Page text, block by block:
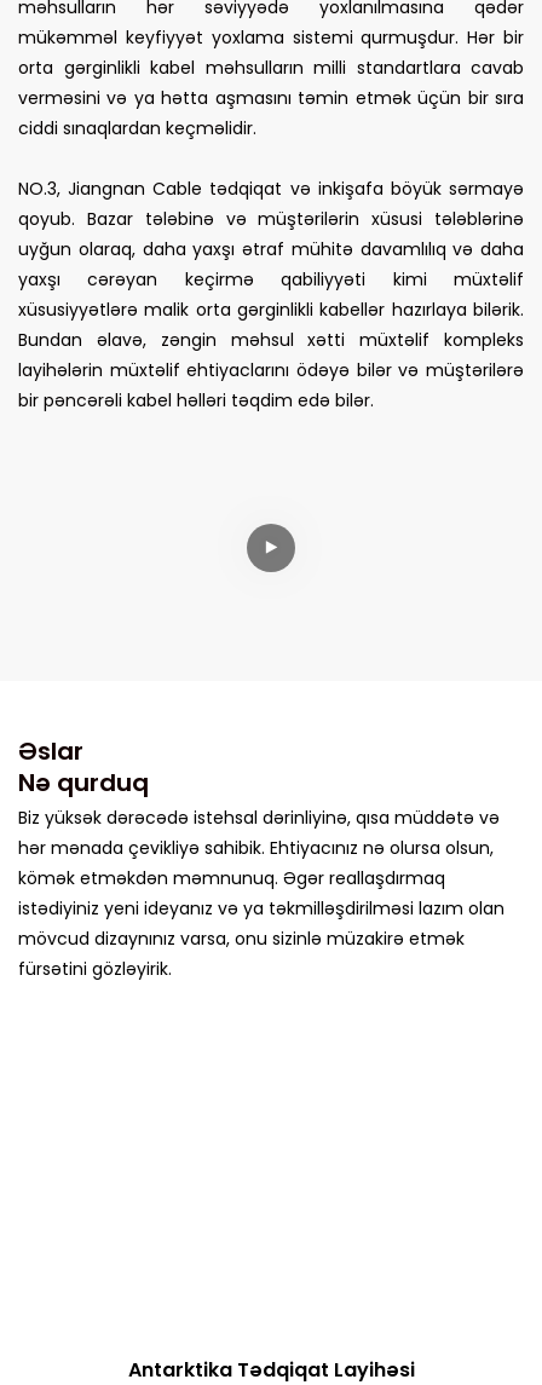
məhsulların hər səviyyədə yoxlanılmasına qədər
mükəmməl keyfiyyət yoxlama sistemi qurmuşdur. Hər bir
orta gərginlikli kabel məhsulların milli standartlara cavab
verməsini və ya hətta aşmasını təmin etmək üçün bir sıra
ciddi sınaqlardan keçməlidir.
NO.3, Jiangnan Cable tədqiqat və inkişafa böyük sərmayə
qoyub. Bazar tələbinə və müştərilərin xüsusi tələblərinə
uyğun olaraq, daha yaxşı ətraf mühitə davamlılıq və daha
yaxşı cərəyan keçirmə qabiliyyəti kimi müxtəlif
xüsusiyyətlərə malik orta gərginlikli kabellər hazırlaya bilərik.
Bundan əlavə, zəngin məhsul xətti müxtəlif kompleks
layihələrin müxtəlif ehtiyaclarını ödəyə bilər və müştərilərə
bir pəncərəli kabel həlləri təqdim edə bilər.
Əslar
Nə qurduq
Biz yüksək dərəcədə istehsal dərinliyinə, qısa müddətə və
hər mənada çevikliyə sahibik. Ehtiyacınız nə olursa olsun,
kömək etməkdən məmnunuq. Əgər reallaşdırmaq
istədiyiniz yeni ideyanız və ya təkmilləşdirilməsi lazım olan
mövcud dizaynınız varsa, onu sizinlə müzakirə etmək
fürsətini gözləyirik.
Antarktika Tədqiqat Layihəsi